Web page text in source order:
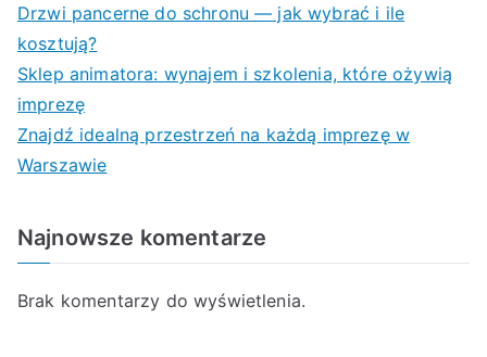
Drzwi pancerne do schronu — jak wybrać i ile
kosztują?
Sklep animatora: wynajem i szkolenia, które ożywią
imprezę
Znajdź idealną przestrzeń na każdą imprezę w
Warszawie
Najnowsze komentarze
Brak komentarzy do wyświetlenia.